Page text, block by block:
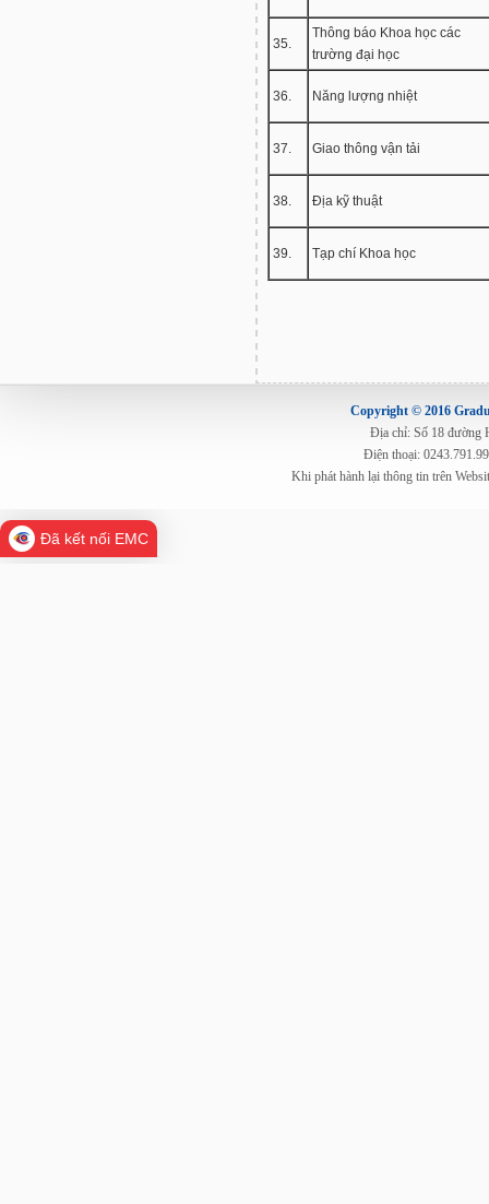
35.
Thông báo Khoa học các
trường đại học
36. Năng lượng nhiệt
37. Giao thông vận tải
38. Địa kỹ thuật
39. Tạp chí Khoa học
Copyright © 2016
Địa chỉ: Số 18 đường
Điện thoại:
Khi phát hành lại thông tin trên
Đã kết nối EMC